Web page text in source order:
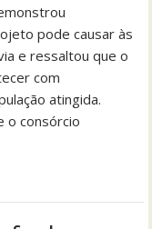
pode causar às
e ressaltou que o
com
atingida.
o consórcio